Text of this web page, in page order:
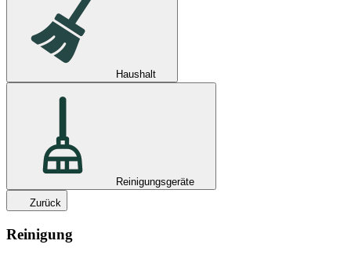
Haushalt
Reinigungsgeräte
Zurück
Reinigung